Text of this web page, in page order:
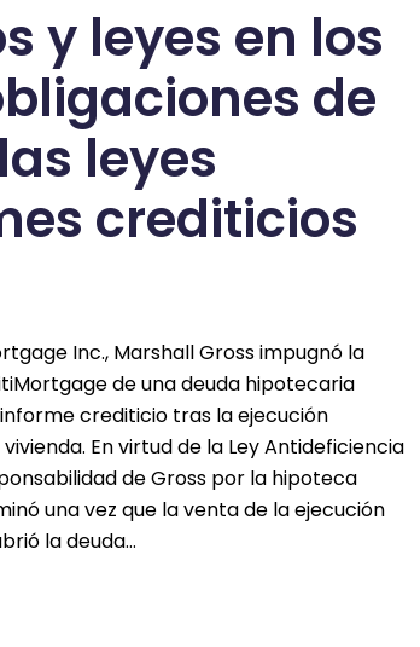
y leyes en los
de
leyes
crediticios
Inc., Marshall Gross impugnó la
de una deuda hipotecaria
crediticio tras la ejecución
En virtud de la Ley Antideficiencia
de Gross por la hipoteca
una vez que la venta de la ejecución
la deuda…